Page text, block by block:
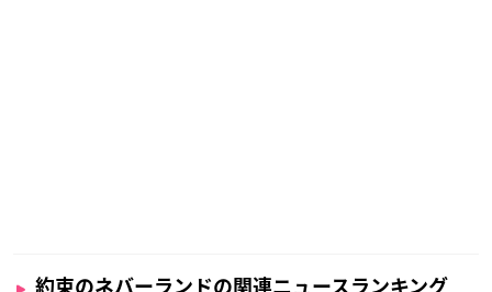
約束のネバーランドの関連ニュースランキング